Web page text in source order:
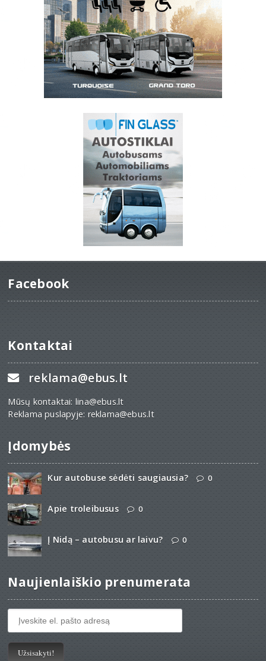
Facebook
Kontaktai
reklama@ebus.lt
Mūsų kontaktai: lina@ebus.lt
Reklama puslapyje: reklama@ebus.lt
Įdomybės
Kur autobuse sėdėti saugiausia? 0
Apie troleibusus 0
Į Nidą – autobusu ar laivu? 0
Naujienlaiškio prenumerata